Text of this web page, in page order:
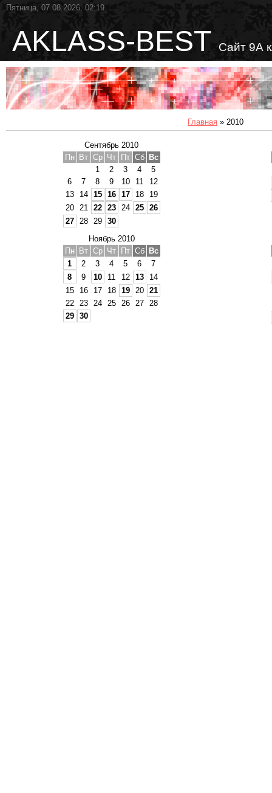
Пятница, 07.08.2026, 02:19
AKLASS-BEST Сайт 9А
Главная » 2010
Сентябрь 2010
Пн Вт Ср Чт Пт Сб Вс
1
2 3 4
5
6
7 8 9 10 11
12
13
14 15 16 17 18
19
20
21 22 23 24 25 26
27
28 29 30
Ноябрь 2010
Пн Вт Ср Чт Пт Сб Вс
1
2 3 4 5 6
7
8
9 10 11 12 13
14
15
16 17 18 19 20 21
22
23 24 25 26 27
28
29 30